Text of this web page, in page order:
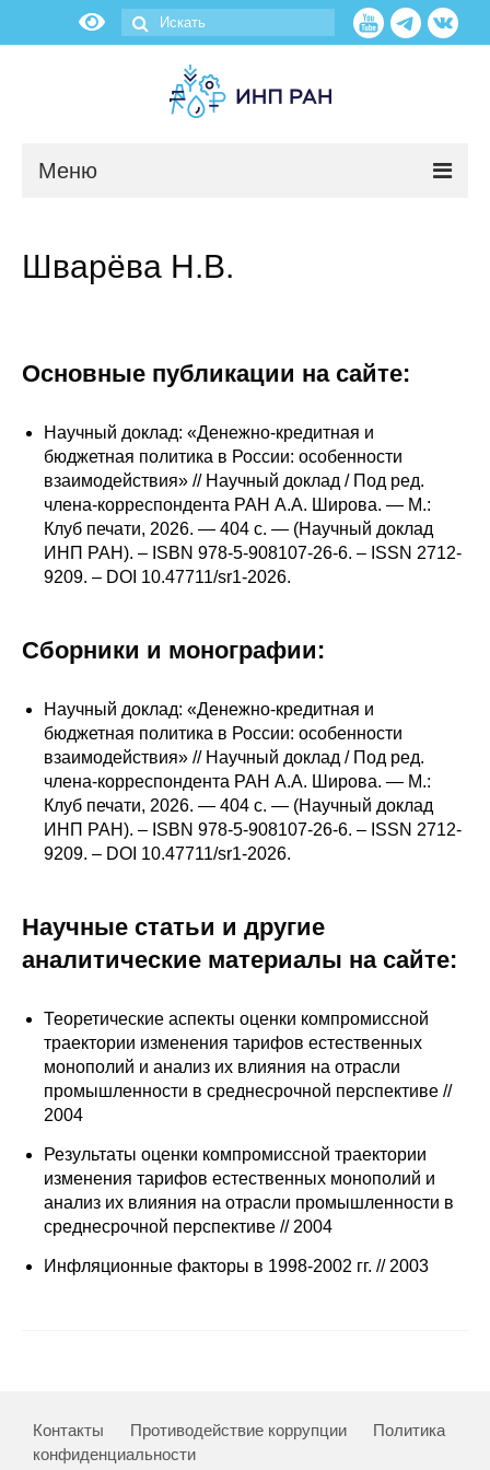
Меню
О нас
Научные подразделения
Администрация
Сотрудники
Отчетность
Материалы для СМИ
Публикации
Научная жизнь
Издания
Проблемы прогнозирования
Номера журналов
Редакционная этика
Информация для авторов
Стандарты оформления
Научные труды
О журнале
Информация для авторов
Шварёва Н.В.
Основные публикации на сайте:
Научный доклад: «Денежно-кредитная и
бюджетная политика в России: особенности
взаимодействия» // Научный доклад / Под ред.
члена-корреспондента РАН А.А. Широва. — М.:
Клуб печати, 2026. — 404 с. — (Научный доклад
ИНП РАН). – ISBN 978-5-908107-26-6. – ISSN 2712-
9209. – DOI 10.47711/sr1-2026.
Сборники и монографии:
Научный доклад: «Денежно-кредитная и
бюджетная политика в России: особенности
взаимодействия» // Научный доклад / Под ред.
члена-корреспондента РАН А.А. Широва. — М.:
Клуб печати, 2026. — 404 с. — (Научный доклад
ИНП РАН). – ISBN 978-5-908107-26-6. – ISSN 2712-
9209. – DOI 10.47711/sr1-2026.
Научные статьи и другие
аналитические материалы на сайте:
Теоретические аспекты оценки компромиссной
траектории изменения тарифов естественных
монополий и анализ их влияния на отрасли
промышленности в среднесрочной перспективе //
2004
Результаты оценки компромиссной траектории
изменения тарифов естественных монополий и
анализ их влияния на отрасли промышленности в
среднесрочной перспективе // 2004
Инфляционные факторы в 1998-2002 гг. // 2003
Контакты Противодействие коррупции
Политика
конфиденциальности